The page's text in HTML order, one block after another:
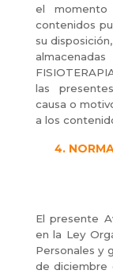
el
contenidos
su
las
causa o
a los
El presente
en la Ley
Personales y
de diciembre